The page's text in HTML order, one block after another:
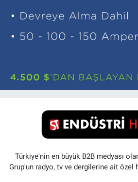
Türkiye'nin en büyük B2B medyası
Grup'un radyo, tv ve dergilerine ait özel